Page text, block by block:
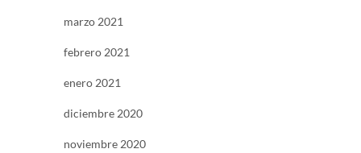
marzo 2021
febrero 2021
enero 2021
diciembre 2020
noviembre 2020